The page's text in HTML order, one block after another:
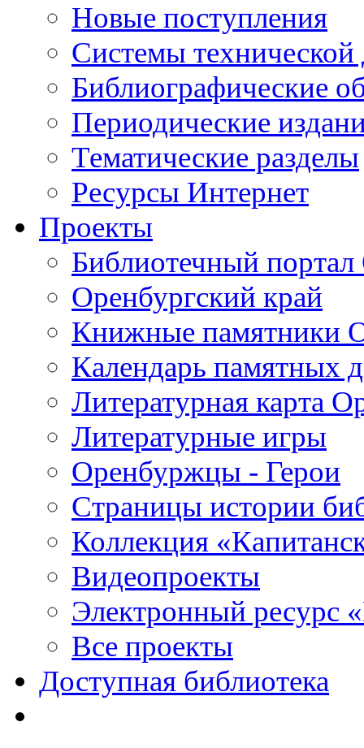
Новые поступления
Cистемы
Библиографические
Периодические
Тематические разделы
Ресурсы Интернет
Проекты
Библиотечный портал
Оренбургский край
Книжные памятники
Календарь памятных
Литературная карта
Литературные игры
Оренбуржцы - Герои
Страницы истории
Коллекция
Видеопроекты
Электронный ресурс
Все проекты
Доступная библиотека